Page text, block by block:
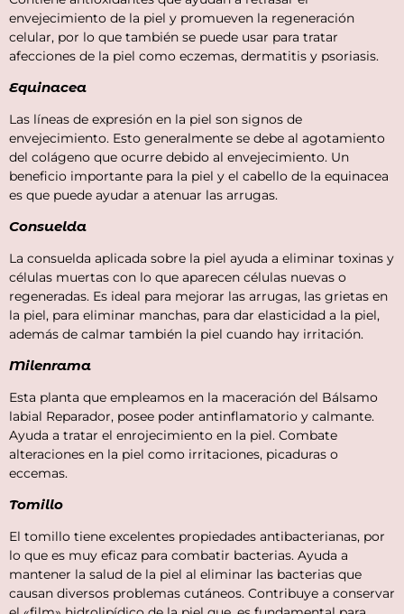
envejecimiento de la piel y promueven la regeneración
celular, por lo que también se puede usar para tratar
afecciones de la piel como eczemas, dermatitis y psoriasis.
Equinacea
Las líneas de expresión en la piel son signos de
envejecimiento. Esto generalmente se debe al agotamiento
del colágeno que ocurre debido al envejecimiento. Un
beneficio importante para la piel y el cabello de la equinacea
es que puede ayudar a atenuar las arrugas.
Consuelda
La consuelda aplicada sobre la piel ayuda a eliminar toxinas y
células muertas con lo que aparecen células nuevas o
regeneradas. Es ideal para mejorar las arrugas, las grietas en
la piel, para eliminar manchas, para dar elasticidad a la piel,
además de calmar también la piel cuando hay irritación.
Milenrama
Esta planta que empleamos en la maceración del Bálsamo
labial Reparador, posee poder antinflamatorio y calmante.
Ayuda a tratar el enrojecimiento en la piel. Combate
alteraciones en la piel como irritaciones, picaduras o
eccemas.
Tomillo
El tomillo tiene excelentes propiedades antibacterianas, por
lo que es muy eficaz para combatir bacterias. Ayuda a
mantener la salud de la piel al eliminar las bacterias que
causan diversos problemas cutáneos. Contribuye a conservar